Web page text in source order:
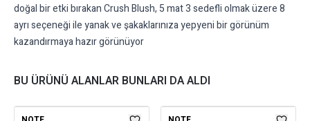
doğal bir etki bırakan Crush Blush, 5 mat 3 sedefli olmak üzere 8
ayrı seçeneği ile yanak ve şakaklarınıza yepyeni bir görünüm
kazandırmaya hazır görünüyor
BU ÜRÜNÜ ALANLAR BUNLARI DA ALDI